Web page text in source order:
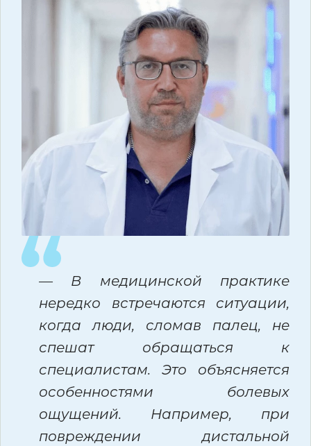
— В медицинской практике
нередко встречаются ситуации,
когда люди, сломав палец, не
спешат обращаться к
специалистам. Это объясняется
особенностями болевых
ощущений. Например, при
повреждении дистальной